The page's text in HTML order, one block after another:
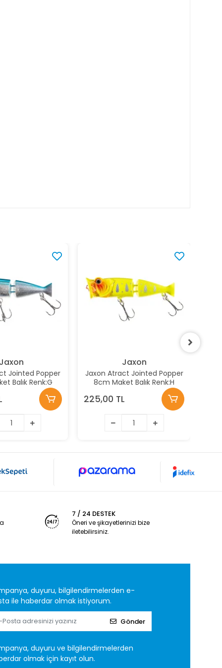
Jointed Popper
Balık Renk:G
Jaxon
Jaxon Atract Jointed Popper
8cm Maket Balık Renk:H
225,00 TL
7 / 24 DESTEK
Öneri ve şikayetlerinizi bize
iletebilirsiniz.
duyuru, bilgilendirmelerden e-
ile haberdar olmak istiyorum.
Gönder
duyuru ve bilgilendirmelerden
olmak için kayıt olun.